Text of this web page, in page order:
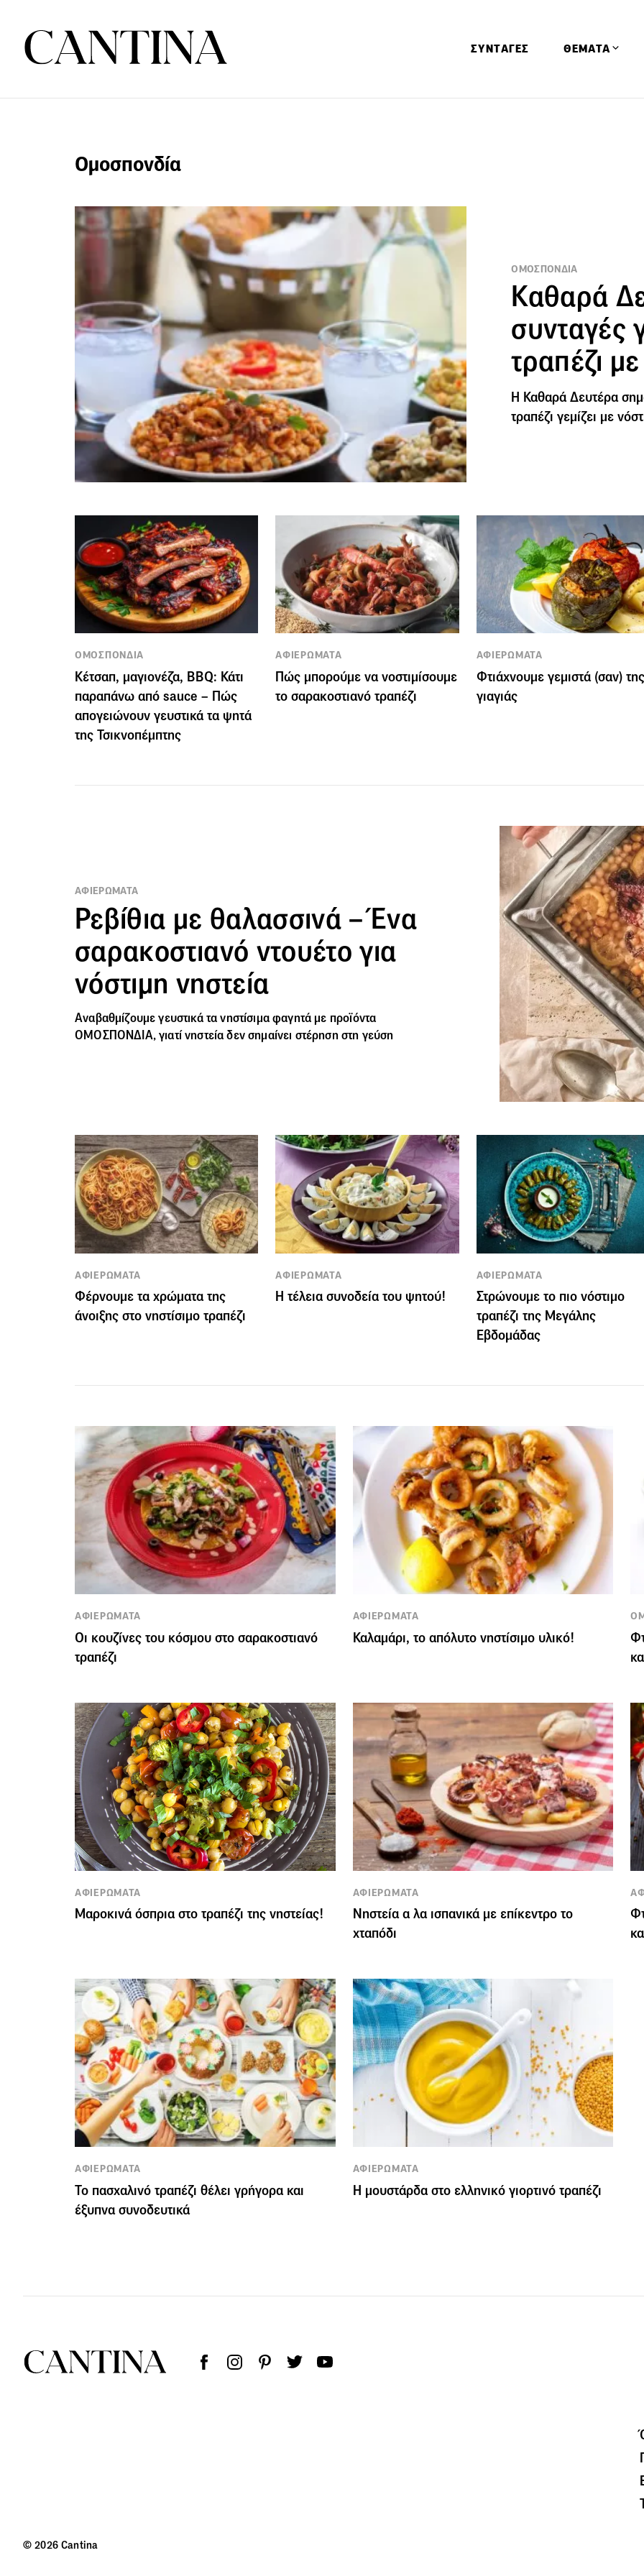
ΣΥΝΤΑΓΕΣ ΘΕΜΑΤΑ
Υγεία &
Ομοσπονδία
ΟΜΟΣΠΟΝΔΙΑ
Καθαρά
συνταγές
τραπέζι
Η Καθαρά Δευτέρα
τραπέζι γεμίζει με
ΟΜΟΣΠΟΝΔΙΑ
Κέτσαπ, μαγιονέζα, BBQ: Κάτι
παραπάνω από sauce – Πώς
απογειώνουν γευστικά τα ψητά
της Τσικνοπέμπτης
ΑΦΙΕΡΩΜΑΤΑ
Πώς μπορούμε να νοστιμίσουμε
το σαρακοστιανό τραπέζι
ΑΦΙΕΡΩΜΑΤΑ
Φτιάχνουμε γεμιστά (σαν) της
γιαγιάς
ΑΦΙΕΡΩΜΑΤΑ
Ρεβίθια με θαλασσινά – Ένα
σαρακοστιανό ντουέτο για
νόστιμη νηστεία
Αναβαθμίζουμε γευστικά τα νηστίσιμα φαγητά με προϊόντα
ΟΜΟΣΠΟΝΔΙΑ, γιατί νηστεία δεν σημαίνει στέρηση στη γεύση
ΑΦΙΕΡΩΜΑΤΑ
Φέρνουμε τα χρώματα της
άνοιξης στο νηστίσιμο τραπέζι
ΑΦΙΕΡΩΜΑΤΑ
Η τέλεια συνοδεία του ψητού!
ΑΦΙΕΡΩΜΑΤΑ
Στρώνουμε το πιο νόστιμο
τραπέζι της Μεγάλης
Εβδομάδας
ΑΦΙΕΡΩΜΑΤΑ
Οι κουζίνες του κόσμου στο σαρακοστιανό
τραπέζι
ΑΦΙΕΡΩΜΑΤΑ
Καλαμάρι, το απόλυτο νηστίσιμο υλικό!
ΑΦΙΕΡΩΜΑΤΑ
Μαροκινά όσπρια στο τραπέζι της νηστείας!
ΑΦΙΕΡΩΜΑΤΑ
Νηστεία α λα ισπανικά με επίκεντρο το
χταπόδι
ΑΦΙΕΡΩΜΑΤΑ
Το πασχαλινό τραπέζι θέλει γρήγορα και
έξυπνα συνοδευτικά
ΑΦΙΕΡΩΜΑΤΑ
Η μουστάρδα στο ελληνικό γιορτινό τραπέζι
© 2026 Cantina